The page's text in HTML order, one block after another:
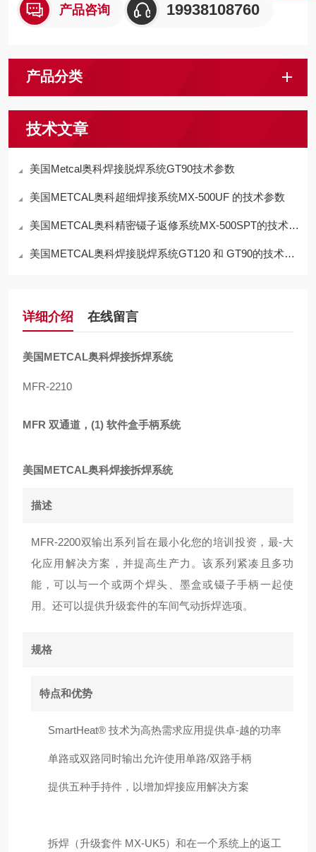
产品咨询 19938108760
产品分类
技术文章
美国Metcal奥科焊接脱焊系统GT90技术参数
美国METCAL奥科超细焊接系统MX-500UF 的技术参数
美国METCAL奥科精密镊子返修系统MX-500SPT的技术参数
美国METCAL奥科焊接脱焊系统GT120 和 GT90的技术参数
详细介绍 在线留言
美国METCAL奥科焊接拆焊系统
MFR-2210
MFR 双通道，(1) 软件盒手柄系统
美国METCAL奥科焊接拆焊系统
描述
MFR-2200双输出系列旨在最小化您的培训投资，最-大
化应用解决方案，并提高生产力。该系列紧凑且多功
能，可以与一个或两个焊头、墨盒或镊子手柄一起使
用。还可以提供升级套件的车间气动拆焊选项。
规格
特点和优势
SmartHeat® 技术为高热需求应用提供卓-越的功率
单路或双路同时输出允许使用单路/双路手柄
提供五种手持件，以增加焊接应用解决方案
拆焊（升级套件 MX-UK5）和在一个系统上的返工